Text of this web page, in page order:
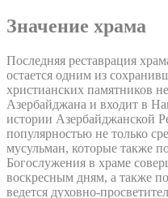
Значение храма
Последняя реставрация
остается одним из
христианских памятников
Азербайджана и входит в
истории Азербайджанской
популярностью не только
мусульман, которые также
Богослужения в храме
воскресным дням, а также
ведется духовно-